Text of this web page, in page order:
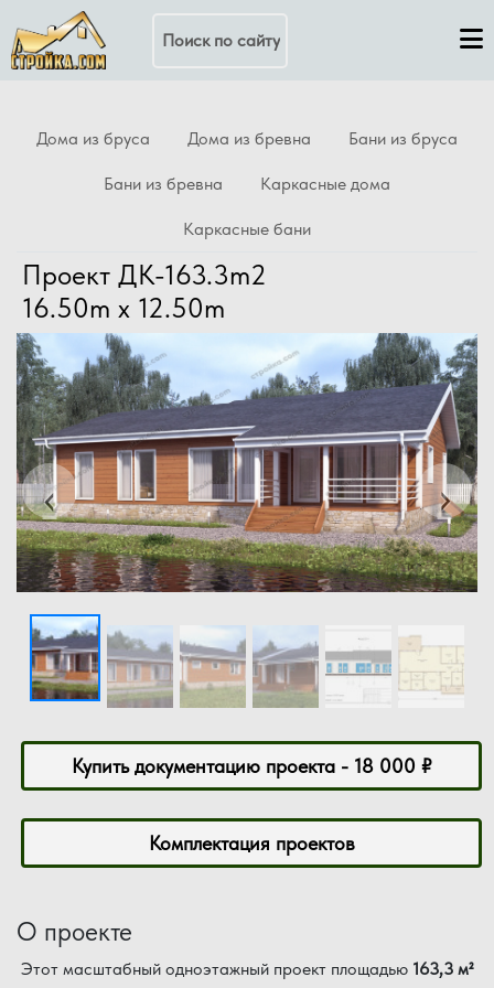
Дома из бруса Дома из бревна Бани из бруса
Бани из бревна Каркасные дома
Каркасные бани
Проект ДК-163.3m2
16.50m x 12.50m
‹Previous ›Next
Купить документацию проекта - 18 000 ₽
Комплектация проектов
О проекте
Этот масштабный одноэтажный проект площадью 163,3 м²